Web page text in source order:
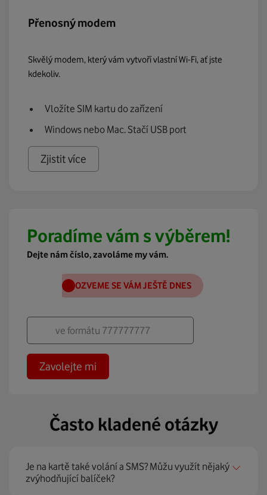
Přenosný modem
Skvělý modem, který vám vytvoří vlastní Wi-Fi, ať jste
kdekoliv.
Vložíte SIM kartu do zařízení
Windows nebo Mac. Stačí USB port
Zjistit více
Poradíme vám s výběrem!
Dejte nám číslo, zavoláme my vám.
OZVEME SE VÁM JEŠTĚ DNES
Zavolejte mi
Často kladené otázky
Je na kartě také volání a SMS? Můžu využít nějaký
zvýhodňující balíček?